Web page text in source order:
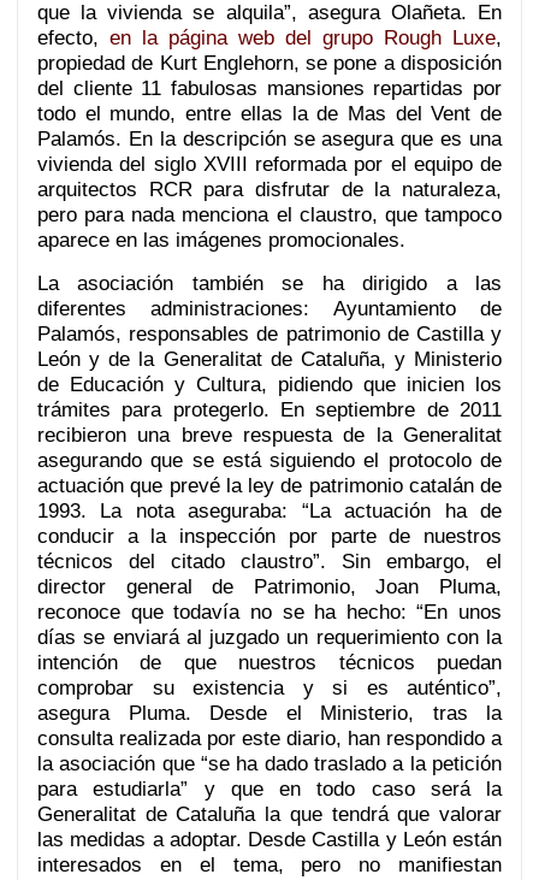
que la vivienda se alquila”, asegura Olañeta. En
efecto, en la página web del grupo Rough Luxe,
propiedad de Kurt Englehorn, se pone a disposición
del cliente 11 fabulosas mansiones repartidas por
todo el mundo, entre ellas la de Mas del Vent de
Palamós. En la descripción se asegura que es una
vivienda del siglo XVIII reformada por el equipo de
arquitectos RCR para disfrutar de la naturaleza,
pero para nada menciona el claustro, que tampoco
aparece en las imágenes promocionales.
La asociación también se ha dirigido a las
diferentes administraciones: Ayuntamiento de
Palamós, responsables de patrimonio de Castilla y
León y de la Generalitat de Cataluña, y Ministerio
de Educación y Cultura, pidiendo que inicien los
trámites para protegerlo. En septiembre de 2011
recibieron una breve respuesta de la Generalitat
asegurando que se está siguiendo el protocolo de
actuación que prevé la ley de patrimonio catalán de
1993. La nota aseguraba: “La actuación ha de
conducir a la inspección por parte de nuestros
técnicos del citado claustro”. Sin embargo, el
director general de Patrimonio, Joan Pluma,
reconoce que todavía no se ha hecho: “En unos
días se enviará al juzgado un requerimiento con la
intención de que nuestros técnicos puedan
comprobar su existencia y si es auténtico”,
asegura Pluma. Desde el Ministerio, tras la
consulta realizada por este diario, han respondido a
la asociación que “se ha dado traslado a la petición
para estudiarla” y que en todo caso será la
Generalitat de Cataluña la que tendrá que valorar
las medidas a adoptar. Desde Castilla y León están
interesados en el tema, pero no manifiestan